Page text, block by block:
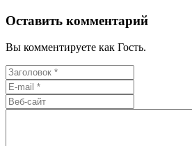
Оставить комментарий
Вы комментируете как Гость.